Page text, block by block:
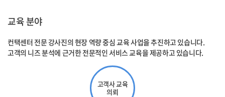
교육 분야
컨택센터 전문 강사진의 현장 역량 중심 교육 사업을 추진하고 있습니다.
고객의 니즈 분석에 근거한 전문적인 서비스 교육을 제공하고 있습니다.
고객사 교육
의뢰